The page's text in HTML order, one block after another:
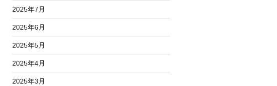
2025年7月
2025年6月
2025年5月
2025年4月
2025年3月